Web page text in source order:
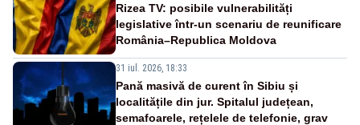
Rizea TV: posibile vulnerabilități
legislative într-un scenariu de reunificare
România–Republica Moldova
31 iul. 2026, 18:33
Pană masivă de curent în Sibiu și
localitățile din jur. Spitalul județean,
semafoarele, rețelele de telefonie, grav